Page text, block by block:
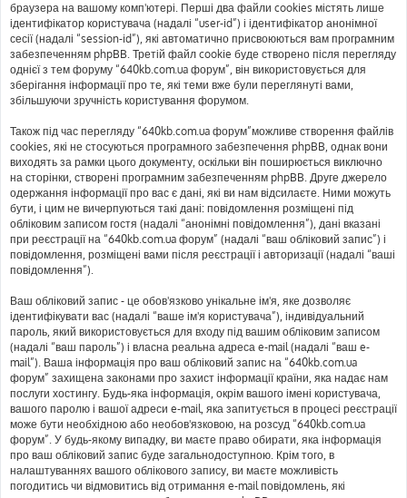
браузера на вашому комп'ютері. Перші два файли cookies містять лише
ідентифікатор користувача (надалі “user-id”) і ідентифікатор анонімної
сесії (надалі “session-id”), які автоматично присвоюються вам програмним
забезпеченням phpBB. Третій файл cookie буде створено після перегляду
однієї з тем форуму “640kb.com.ua форум”, він використовується для
зберігання інформації про те, які теми вже були переглянуті вами,
збільшуючи зручність користування форумом.
Також під час перегляду “640kb.com.ua форум”можливе створення файлів
cookies, які не стосуються програмного забезпечення phpBB, однак вони
виходять за рамки цього документу, оскільки він поширюється виключно
на сторінки, створені програмним забезпеченням phpBB. Друге джерело
одержання інформації про вас є дані, які ви нам відсилаєте. Ними можуть
бути, і цим не вичерпуються такі дані: повідомлення розміщені під
обліковим записом гостя (надалі “анонімні повідомлення”), дані вказані
при реєстрації на “640kb.com.ua форум” (надалі “ваш обліковий запис”) і
повідомлення, розміщені вами після реєстрації і авторизації (надалі “ваші
повідомлення”).
Ваш обліковий запис - це обов'язково унікальне ім'я, яке дозволяє
ідентифікувати вас (надалі “ваше ім'я користувача”), індивідуальний
пароль, який використовується для входу під вашим обліковим записом
(надалі “ваш пароль”) і власна реальна адреса e-mail (надалі “ваш e-
mail”). Ваша інформація про ваш обліковий запис на “640kb.com.ua
форум” захищена законами про захист інформації країни, яка надає нам
послуги хостингу. Будь-яка інформація, окрім вашого імені користувача,
вашого паролю і вашої адреси e-mail, яка запитується в процесі реєстрації
може бути необхідною або необов'язковою, на розсуд “640kb.com.ua
форум”. У будь-якому випадку, ви маєте право обирати, яка інформація
про ваш обліковий запис буде загальнодоступною. Крім того, в
налаштуваннях вашого облікового запису, ви маєте можливість
погодитись чи відмовитись від отримання e-mail повідомлень, які